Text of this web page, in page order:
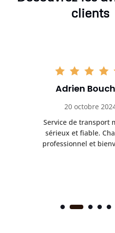
clients
Adrien
20 octobre
Service de transport
sérieux et fiable.
professionnel et